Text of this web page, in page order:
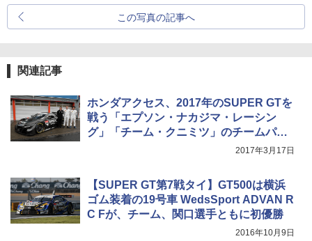
この写真の記事へ
関連記事
ホンダアクセス、2017年のSUPER GTを
戦う「エプソン・ナカジマ・レーシン
グ」「チーム・クニミツ」のチームパー
2017年3月17日
【SUPER GT第7戦タイ】GT500は横浜
ゴム装着の19号車 WedsSport ADVAN R
C Fが、チーム、関口選手ともに初優勝
2016年10月9日